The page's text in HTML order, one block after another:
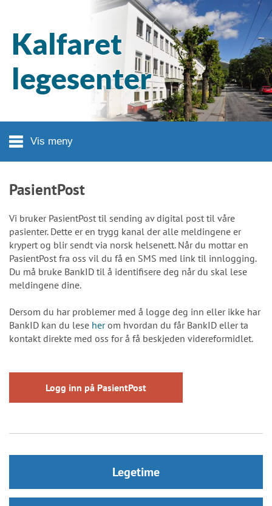
Kalfaret
legesenter
Vis meny
Legetime
PasientPost
Vi bruker PasientPost til sending av digital post til våre
pasienter. Dette er en trygg kanal der alle meldingene er
krypert og blir sendt via norsk helsenett. Når du mottar en
PasientPost fra oss vil du få en SMS med link til innlogging.
Du må bruke BankID til å identifisere deg når du skal lese
meldingene dine.
Dersom du har problemer med å logge deg inn eller ikke har
BankID kan du lese herom hvordan du får BankID eller ta
kontakt direkte med oss for å få beskjeden videreformidlet.
Logg inn på PasientPost